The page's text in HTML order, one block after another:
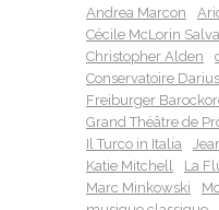
Andrea Marcon
Cécile McLorin
Christopher Alden
Conservatoire
Freiburger
Grand Théâtre de
Il Turco in Italia
Katie Mitchell
La
Marc Minkowski